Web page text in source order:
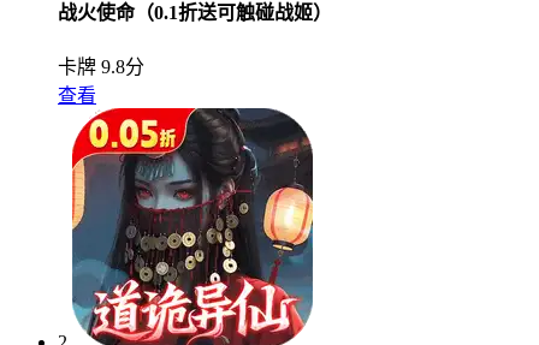
战火使命（0.1折送可触碰战姬）
卡牌 9.8分
查看